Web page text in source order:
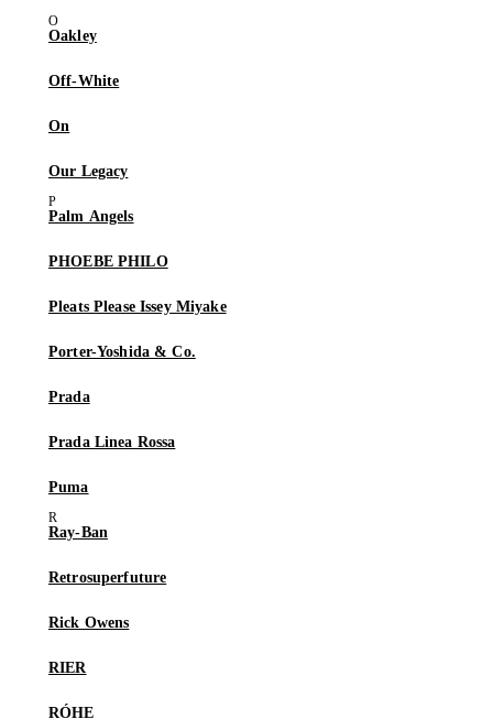
Oakley
Off-White
On
Our Legacy
Palm Angels
PHOEBE PHILO
Pleats Please Issey Miyake
Porter-Yoshida & Co.
Prada
Prada Linea Rossa
Puma
Ray-Ban
Retrosuperfuture
Rick Owens
RIER
RÓHE